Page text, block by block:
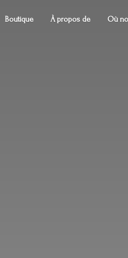
Boutique À propos de Où